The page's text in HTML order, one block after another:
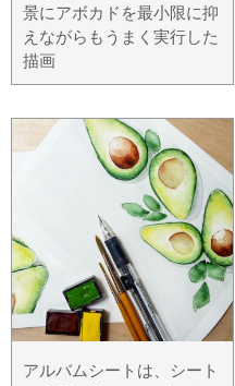
景にアボカドを最小限に抑
えながらもうまく実行した
描画
アルバムシートは、シート